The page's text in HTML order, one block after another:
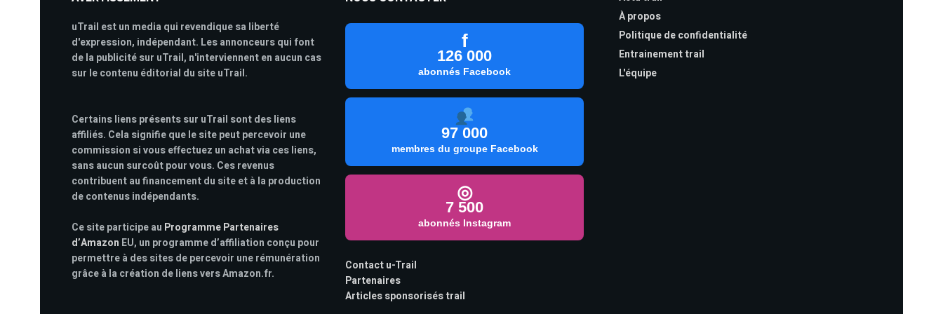
uTrail est un media qui revendique sa liberté
d'expression, indépendant. Les annonceurs qui font
de la publicité sur uTrail, n'interviennent en aucun cas
sur le contenu éditorial du site uTrail.
Certains liens présents sur uTrail sont des liens
affiliés. Cela signifie que le site peut percevoir une
commission si vous effectuez un achat via ces liens,
sans aucun surcoût pour vous. Ces revenus
contribuent au financement du site et à la production
de contenus indépendants.
Ce site participe au Programme Partenaires
d’Amazon EU, un programme d’affiliation conçu pour
permettre à des sites de percevoir une rémunération
grâce à la création de liens vers Amazon.fr.
f
126 000
abonnés Facebook
97 000
membres du groupe Facebook
◎
7 500
abonnés Instagram
Contact u-Trail
Partenaires
Articles sponsorisés trail
À propos
Politique de confidentialité
Entrainement trail
L'équipe